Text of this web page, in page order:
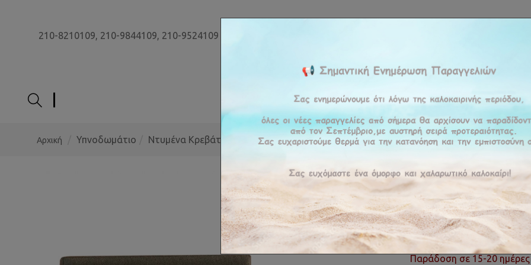
210-8210109, 210-9844109, 210-9524109
ΕΤΑΙΡΕΊΑ ΠΡΟΪΟΝΤΑ ΠΡΟΣΦΟΡΕΣΥΠΗΡΕΣΊΕΣBLOG
Αρχική Υπνοδωμάτιο Ντυμένα Κρεβάτια Bedart Bedart Basic Series Κρεβάτι Caramela
Κρεβάτι
Διαθέσιμο στο κατάστημα
ΚΩΔΙΚΌΣ :
Παράδοση σε 15-20 ημέρες